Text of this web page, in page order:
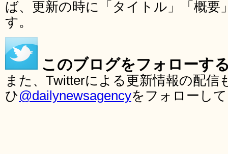
ば、更新の時に「タイトル」「概要
す。
このブログをフォローす
また、Twitterによる更新情報の配
ひ@dailynewsagencyをフォローし